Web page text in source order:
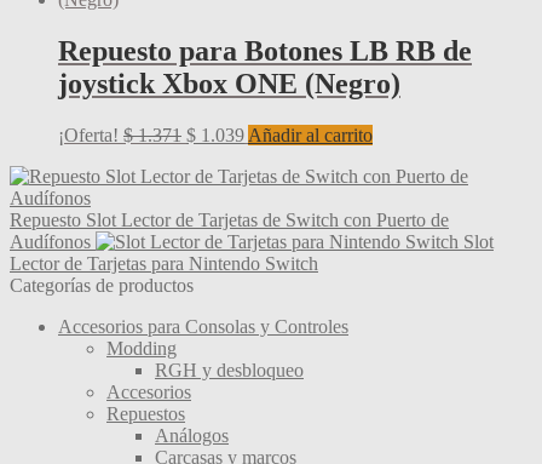
hasta
$ 1.340
variantes.
Las
opciones
pueden
elegir
en
página
de
Repuesto para Botones LB RB de
joystick Xbox ONE (Negro)
¡Oferta! $1.371 El
original
$ 1.371.
$ 1.039El
actual
$ 1.039.
Añadir al carrito
Repuesto Slot Lector de Tarjetas de Switch con Puerto de
Audífonos
Slot
Lector de Tarjetas para Nintendo Switch
Categorías de productos
Accesorios para Consolas y Controles
Modding
RGH y desbloqueo
Accesorios
Repuestos
Análogos
Carcasas y marcos